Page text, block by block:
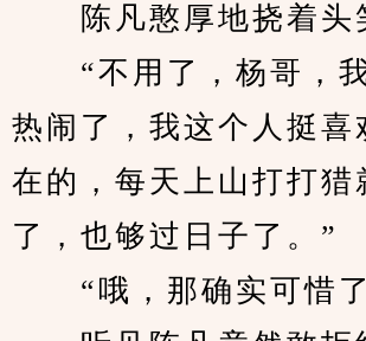
陈凡憨厚地挠着头
“不用了，杨哥，我
热闹了，我这个人挺喜
在的，每天上山打打猎
了，也够过日子了。”
“哦，那确实可惜